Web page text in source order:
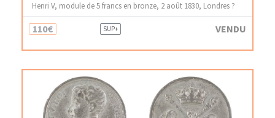
Henri V, module de 5 francs en bronze, 2 août 1830, Londres ?
110€ SUP+ VENDU